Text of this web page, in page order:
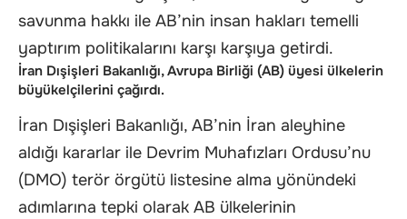
savunma hakkı ile AB’nin insan hakları temelli
yaptırım politikalarını karşı karşıya getirdi.
İran Dışişleri Bakanlığı, Avrupa Birliği (AB) üyesi ülkelerin
büyükelçilerini çağırdı.
İran Dışişleri Bakanlığı, AB’nin İran aleyhine
aldığı kararlar ile Devrim Muhafızları Ordusu’nu
(DMO) terör örgütü listesine alma yönündeki
adımlarına tepki olarak AB ülkelerinin